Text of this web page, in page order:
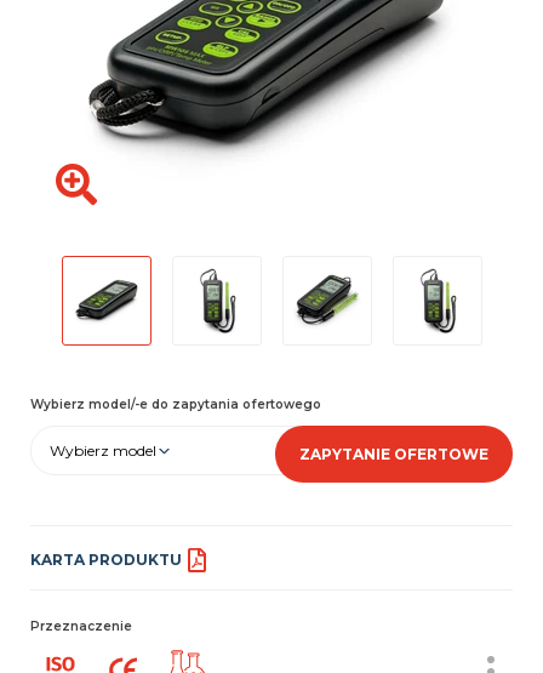
Wybierz model/-e do zapytania ofertowego
Wybierz model ZAPYTANIE OFERTOWE
KARTA PRODUKTU
Przeznaczenie